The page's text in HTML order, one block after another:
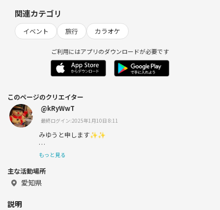
関連カテゴリ
イベント 旅行 カラオケ
ご利用にはアプリのダウンロードが必要です
このページのクリエイター
@kRyWwT
最終ログイン:2025年1月10日 8:11
みゆうと申します✨✨
カラオケ、ケーキ作りが好きです💕
いろいろな方とお話しするのも好きなのでよかったら仲良
くしてください！😆
もっと見る
主な活動場所
愛知県
説明